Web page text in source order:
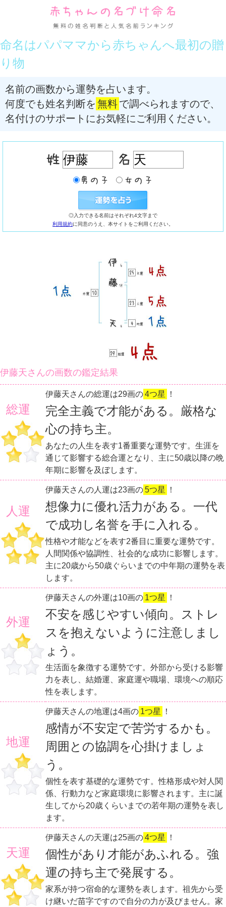
命名はパパママから赤ちゃんへ最初の贈
り物
名前の画数から運勢を占います。
何度でも姓名判断を 無料で調べられますので、
名付けのサポートにお気軽にご利用ください。
◎入力できる名前はそれぞれ4文字まで
利用規約に同意のうえ、本サイトをご利用ください。
伊藤天さんの画数の鑑定結果
総運
伊藤天さんの総運は29画の4つ星 ！
完全主義で才能がある。厳格な
心の持ち主。
あなたの人生を表す1番重要な運勢です。生涯を
通じて影響する総合運となり、主に50歳以降の晩
年期に影響を及ぼします。
人運
伊藤天さんの人運は23画の5つ星 ！
想像力に優れ活力がある。一代
で成功し名誉を手に入れる。
性格や才能などを表す2番目に重要な運勢です。
人間関係や協調性、社会的な成功に影響します。
主に20歳から50歳ぐらいまでの中年期の運勢を表
します。
外運
伊藤天さんの外運は10画の 1つ星 ！
不安を感じやすい傾向。ストレ
スを抱えないように注意しまし
ょう。
生活面を象徴する運勢です。外部から受ける影響
力を表し、結婚運、家庭運や職場、環境への順応
性を表します。
地運
伊藤天さんの地運は4画の 1つ星 ！
感情が不安定で苦労するかも。
周囲との協調を心掛けましょ
う。
個性を表す基礎的な運勢です。性格形成や対人関
係、行動力など家庭環境に影響されます。主に誕
生してから20歳くらいまでの若年期の運勢を表し
ます。
天運
伊藤天さんの天運は25画の4つ星 ！
個性があり才能があふれる。強
運の持ち主で発展する。
家系が持つ宿命的な運勢を表します。祖先から受
け継いだ苗字ですので自分の力が及びません。家